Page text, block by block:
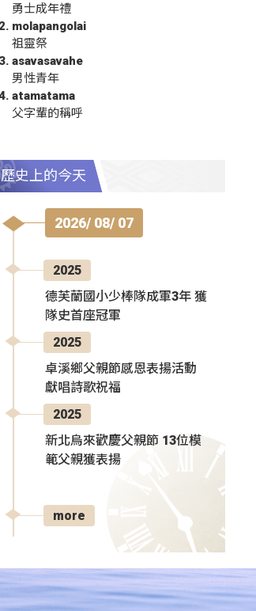
勇士成年禮
molapangolai
祖靈祭
asavasavahe
男性青年
atamatama
父字輩的稱呼
歷史上的今天
2026/ 08/ 07
2025
德芙蘭國小少棒隊成軍3年 獲
隊史首座冠軍
2025
卓溪鄉父親節感恩表揚活動
獻唱詩歌祝福
2025
新北烏來歡慶父親節 13位模
範父親獲表揚
more